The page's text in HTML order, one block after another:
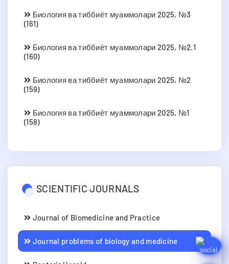
Биология ва тиббиёт муаммолари 2025, №3
(161)
Биология ва тиббиёт муаммолари 2025, №2.1
(160)
Биология ва тиббиёт муаммолари 2025, №2
(159)
Биология ва тиббиёт муаммолари 2025, №1
(158)
SCIENTIFIC JOURNALS
Journal of Biomedicine and Practice
Journal problems of biology and medicine